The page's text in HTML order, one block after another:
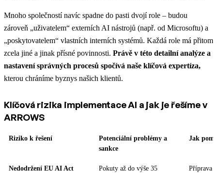
Mnoho společností navíc spadne do pasti dvojí role – budou
zároveň „uživatelem“ externích AI nástrojů (např. od Microsoftu) a
„poskytovatelem“ vlastních interních systémů. Každá role má přitom
zcela jiné a jinak přísné povinnosti. Právě v této detailní analýze a
nastavení správných procesů spočívá naše klíčová expertíza,
kterou chráníme byznys našich klientů.
Klíčová rizika implementace AI a jak je řešíme v
ARROWS
Riziko k řešení
Potenciální problémy a
sankce
Jak
Nedodržení EU AI Act
Pokuty až do výše 35
Příprava